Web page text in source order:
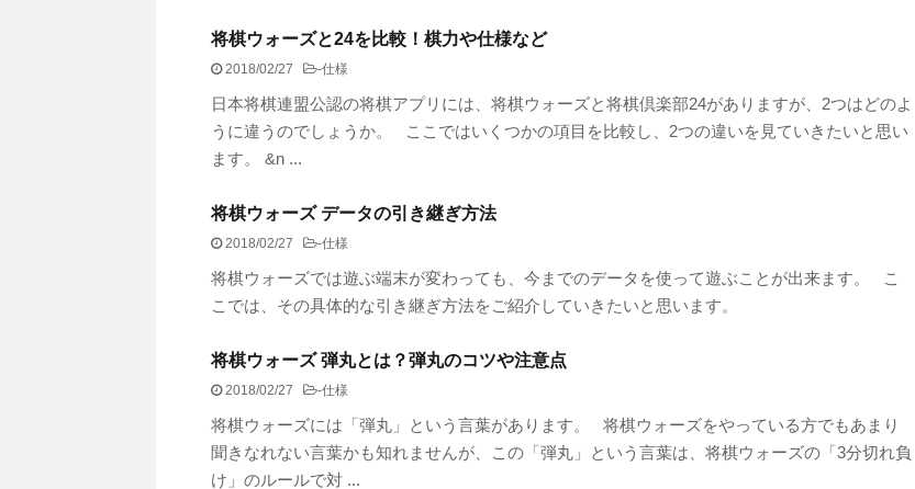
将棋ウォーズと24を比較！棋力や仕様など
2018/02/27 -仕様
日本将棋連盟公認の将棋アプリには、将棋ウォーズと将棋倶楽部24がありますが、2つはどのよ
うに違うのでしょうか。 ここではいくつかの項目を比較し、2つの違いを見ていきたいと思い
ます。 &n ...
将棋ウォーズ データの引き継ぎ方法
2018/02/27 -仕様
将棋ウォーズでは遊ぶ端末が変わっても、今までのデータを使って遊ぶことが出来ます。 こ
こでは、その具体的な引き継ぎ方法をご紹介していきたいと思います。
将棋ウォーズ 弾丸とは？弾丸のコツや注意点
2018/02/27 -仕様
将棋ウォーズには「弾丸」という言葉があります。 将棋ウォーズをやっている方でもあまり
聞きなれない言葉かも知れませんが、この「弾丸」という言葉は、将棋ウォーズの「3分切れ負
け」のルールで対 ...